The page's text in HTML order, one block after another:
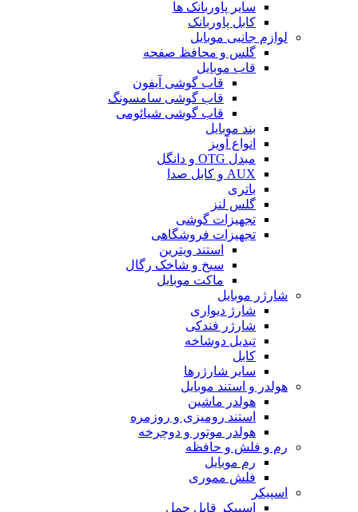
سایر پاوربانک ها
کابل پاوربانک
لوازم جانبی موبایل
گلس و محافظ صفحه
قاب موبایل
قاب گوشی آیفون
قاب گوشی سامسونگ
قاب گوشی شیائومی
بند موبایل
انواع آویز
مبدل OTG و دانگل
AUX و کابل صدا
باتری
گلس لنز
تجهیزات گوشی
تجهیزات فروشگاهی
استند ویترین
سیخ و شاخک رگال
ماکت موبایل
شارژر موبایل
شارژ دیواری
شارژر فندکی
تبدیل دوشاخه
کابل
سایر شارژرها
هولدر و استند موبایل
هولدر ماشین
استند رومیزی و روزمره
هولدر موتور و دوچرخه
رم و فلش و حافظه
رم موبایل
فلش مموری
اسپیکر
اسپیکر قابل حمل